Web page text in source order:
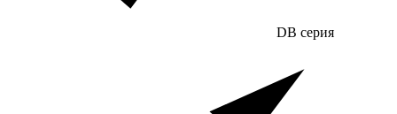
DB серия